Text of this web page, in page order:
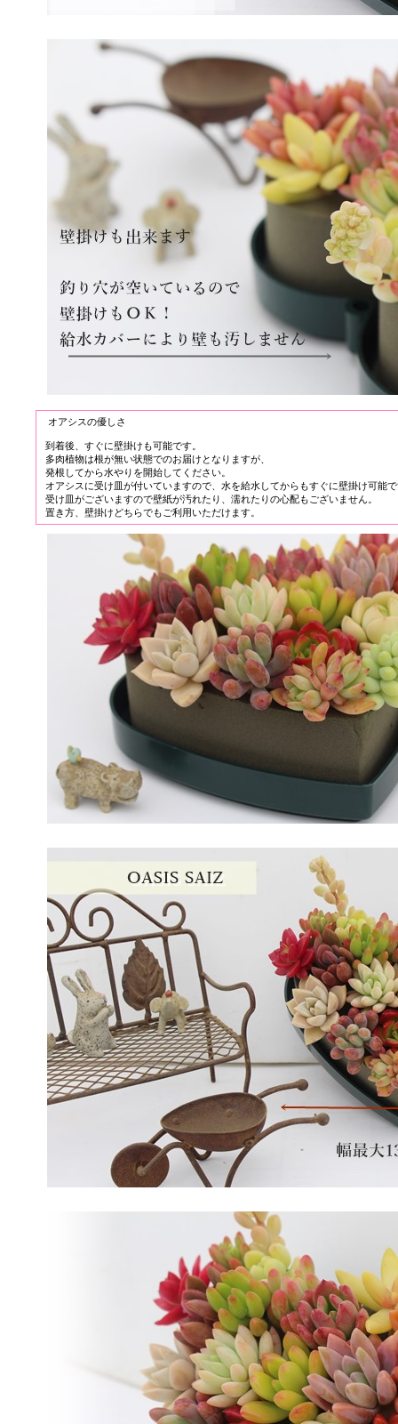
オアシスの優しさ
到着後、すぐに壁掛けも可能です。
多肉植物は根が無い状態でのお届けとなりますが、
発根してから水やりを開始してください。
オアシスに受け皿が付いていますので、水を給水してからもすぐに壁掛け可能
受け皿がございますので壁紙が汚れたり、濡れたりの心配もございません。
置き方、壁掛けどちらでもご利用いただけます。